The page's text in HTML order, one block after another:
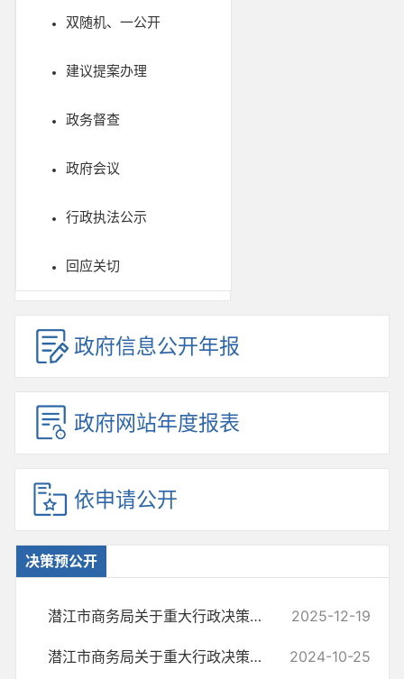
双随机、一公开
建议提案办理
政务督查
政府会议
行政执法公示
回应关切
政府信息公开年报
政府网站年度报表
依申请公开
决策预公开
潜江市商务局关于重大行政决策的情况说明 2025-12-19
潜江市商务局关于重大行政决策的情况说明 2024-10-25